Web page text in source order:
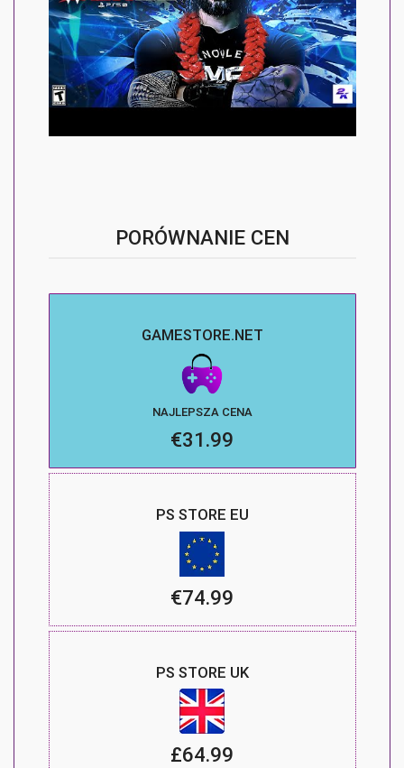
PORÓWNANIE CEN
GAMESTORE.NET
NAJLEPSZA CENA
€31.99
PS STORE EU
€74.99
PS STORE UK
£64.99